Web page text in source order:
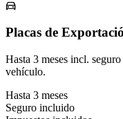
Placas de
Hasta 3 meses incl.
vehículo.
Hasta 3 meses
Seguro incluido